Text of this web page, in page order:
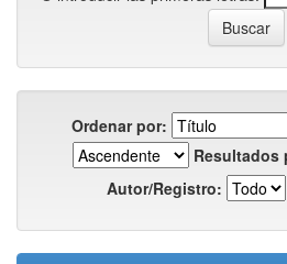
Ordenar por:
Resultados
Autor/Registro: